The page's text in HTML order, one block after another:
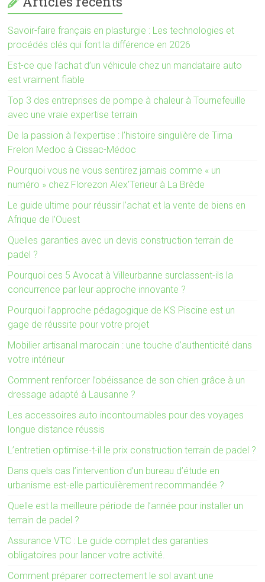
Savoir-faire français en plasturgie : Les technologies et
procédés clés qui font la différence en 2026
Est-ce que l’achat d’un véhicule chez un mandataire auto
est vraiment fiable
Top 3 des entreprises de pompe à chaleur à Tournefeuille
avec une vraie expertise terrain
De la passion à l’expertise : l’histoire singulière de Tima
Frelon Medoc à Cissac-Médoc
Pourquoi vous ne vous sentirez jamais comme « un
numéro » chez Florezon Alex’Terieur à La Brède
Le guide ultime pour réussir l’achat et la vente de biens en
Afrique de l’Ouest
Quelles garanties avec un devis construction terrain de
padel ?
Pourquoi ces 5 Avocat à Villeurbanne surclassent-ils la
concurrence par leur approche innovante ?
Pourquoi l’approche pédagogique de KS Piscine est un
gage de réussite pour votre projet
Mobilier artisanal marocain : une touche d’authenticité dans
votre intérieur
Comment renforcer l’obéissance de son chien grâce à un
dressage adapté à Lausanne ?
Les accessoires auto incontournables pour des voyages
longue distance réussis
L’entretien optimise-t-il le prix construction terrain de padel ?
Dans quels cas l’intervention d’un bureau d’étude en
urbanisme est-elle particulièrement recommandée ?
Quelle est la meilleure période de l’année pour installer un
terrain de padel ?
Assurance VTC : Le guide complet des garanties
obligatoires pour lancer votre activité.
Comment préparer correctement le sol avant une